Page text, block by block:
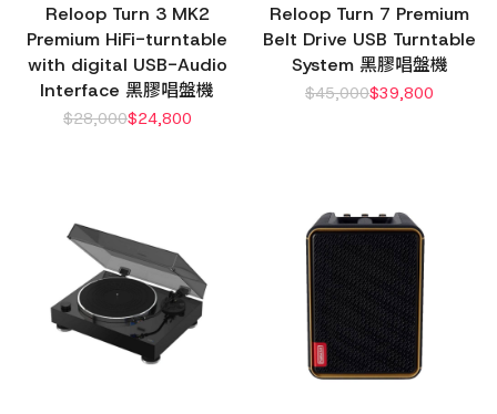
Reloop Turn 3 MK2
Premium HiFi-turntable
with digital USB-Audio
Interface 黑膠唱盤機
$28,000$24,800
Reloop Turn 7 Premium
Belt Drive USB Turntable
System 黑膠唱盤機
$45,000$39,800